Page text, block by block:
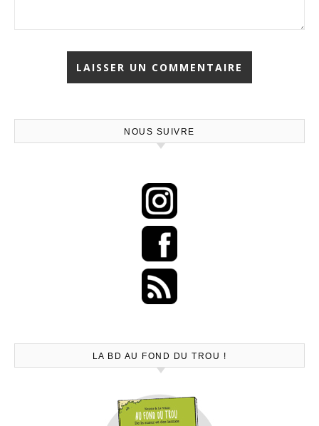
NOUS SUIVRE
LA BD AU FOND DU TROU !